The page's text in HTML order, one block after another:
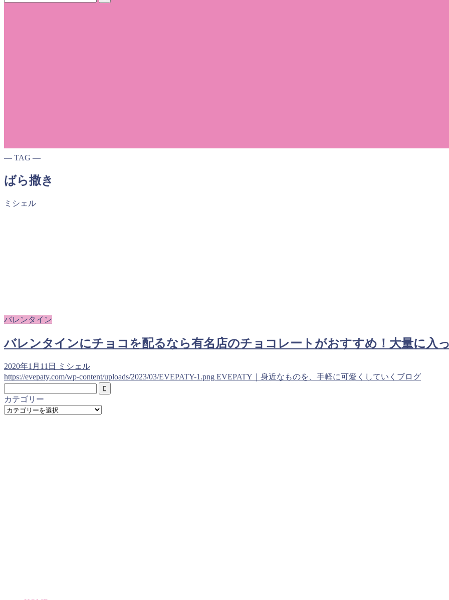
― TAG ―
ばら撒き
ミシェル
バレンタイン
バレンタインにチョコを配るなら有名店のチョコレートがおすすめ！大量に入
2020年1月11日
ミシェル
https://evepaty.com/wp-content/uploads/2023/03/EVEPATY-1.png EVEPATY｜身近なものを、手軽に可愛くしていくブログ
カテゴリー
カ